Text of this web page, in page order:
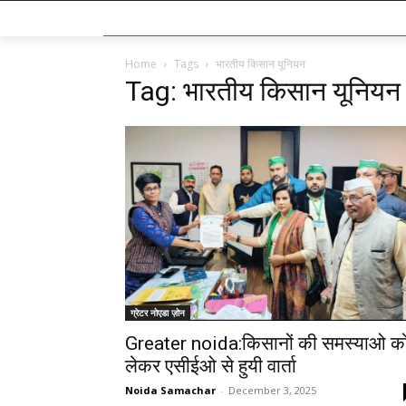
Home Tags भारतीय किसान यूनियन
Tag: भारतीय किसान यूनियन
ग्रेटर नोएडा ज़ोन
Greater noida:किसानों की समस्याओ
लेकर एसीईओ से हुयी वार्ता
Noida Samachar - December 3, 2025